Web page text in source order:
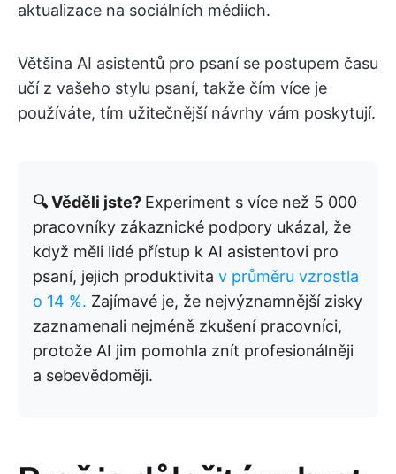
aktualizace na sociálních médiích.
Většina AI asistentů pro psaní se postupem času
učí z vašeho stylu psaní, takže čím více je
používáte, tím užitečnější návrhy vám poskytují.
🔍 Věděli jste? Experiment s více než 5 000
pracovníky zákaznické podpory ukázal, že
když měli lidé přístup k AI asistentovi pro
psaní, jejich produktivita v průměru vzrostla
o 14 %. Zajímavé je, že nejvýznamnější zisky
zaznamenali nejméně zkušení pracovníci,
protože AI jim pomohla znít profesionálněji
a sebevědoměji.